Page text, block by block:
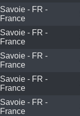
Savoie - FR -
France
Savoie - FR -
France
Savoie - FR -
France
Savoie - FR -
France
Savoie - FR -
France